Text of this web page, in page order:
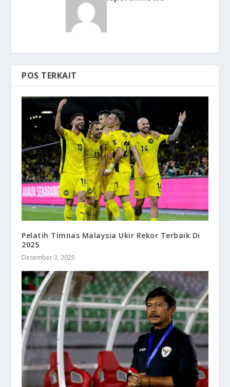
POS TERKAIT
Pelatih Timnas Malaysia Ukir Rekor Terbaik Di
2025
Desember 3, 2025